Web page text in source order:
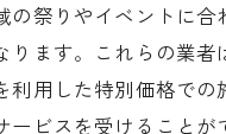
祭りやイベントに
ます。これらの業
用した特別価格で
ビスを受けることが